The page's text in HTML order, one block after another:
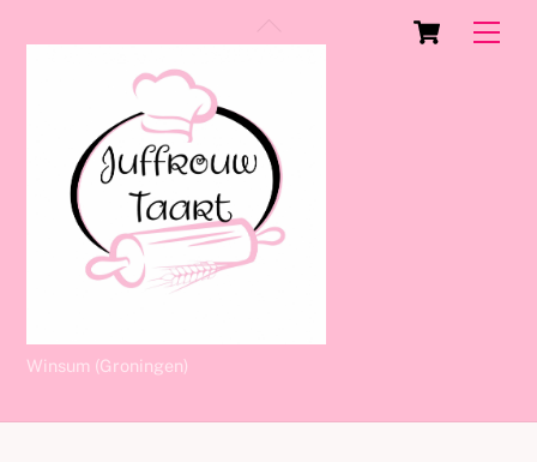
Cart
Winsum (Groningen)
To